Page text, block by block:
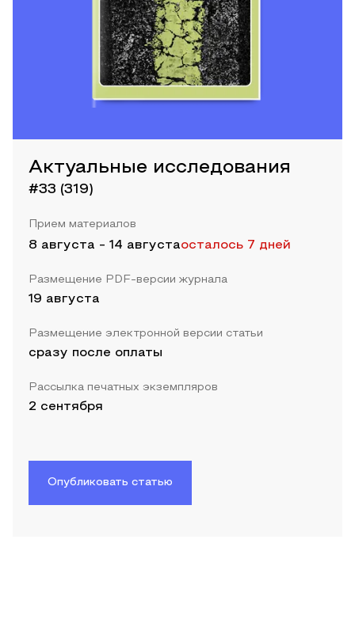
Актуальные исследования
#33 (319)
Прием материалов
8 августа - 14 августаосталось 7 дней
Размещение PDF-версии журнала
19 августа
Размещение электронной версии статьи
сразу после оплаты
Рассылка печатных экземпляров
2 сентября
Опубликовать статью